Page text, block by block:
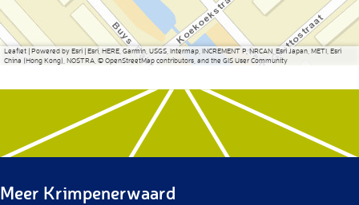
Leaflet |Powered by Esri | Esri, HERE, Garmin, USGS, Intermap, INCREMENT P, NRCAN, Esri Japan, METI, Esri
China (Hong Kong), NOSTRA, © OpenStreetMap contributors, and the GIS User Community
Meer Krimpenerwaard